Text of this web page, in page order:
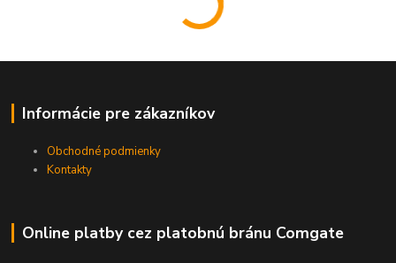
Informácie pre zákazníkov
Obchodné podmienky
Kontakty
Online platby cez platobnú bránu Comgate